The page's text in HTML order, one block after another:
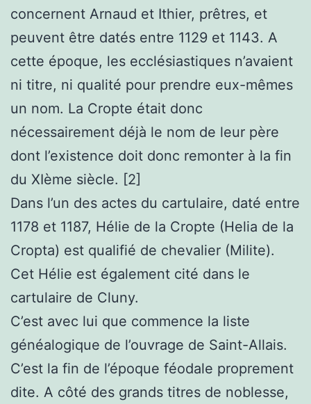
concernent Arnaud et Ithier, prêtres, et
peuvent être datés entre 1129 et 1143. A
cette époque, les ecclésiastiques n’avaient
ni titre, ni qualité pour prendre eux-mêmes
un nom. La Cropte était donc
nécessairement déjà le nom de leur père
dont l’existence doit donc remonter à la fin
du XIème siècle. [2]
Dans l’un des actes du cartulaire, daté entre
1178 et 1187, Hélie de la Cropte (Helia de la
Cropta) est qualifié de chevalier (Milite).
Cet Hélie est également cité dans le
cartulaire de Cluny.
C’est avec lui que commence la liste
généalogique de l’ouvrage de Saint-Allais.
C’est la fin de l’époque féodale proprement
dite. A côté des grands titres de noblesse,